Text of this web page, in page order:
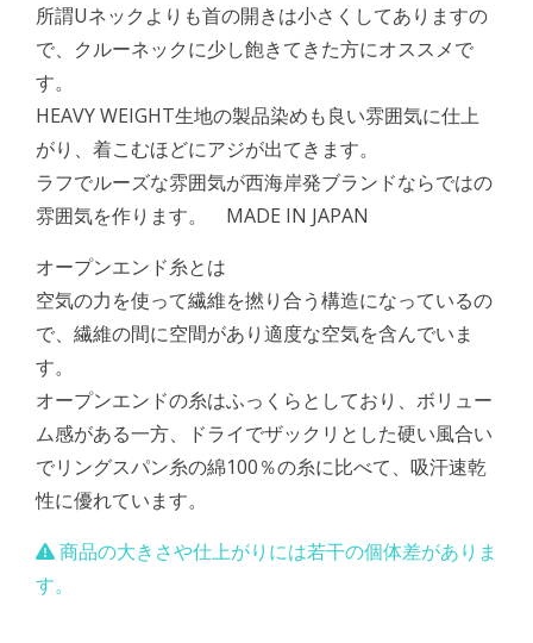
所謂Uネックよりも首の開きは小さくしてありますの
で、クルーネックに少し飽きてきた方にオススメで
す。
HEAVY WEIGHT生地の製品染めも良い雰囲気に仕上
がり、着こむほどにアジが出てきます。
ラフでルーズな雰囲気が西海岸発ブランドならではの
雰囲気を作ります。 MADE IN JAPAN
オープンエンド糸とは
空気の力を使って繊維を撚り合う構造になっているの
で、繊維の間に空間があり適度な空気を含んでいま
す。
オープンエンドの糸はふっくらとしており、ボリュー
ム感がある一方、ドライでザックリとした硬い風合い
でリングスパン糸の綿100％の糸に比べて、吸汗速乾
性に優れています。
商品の大きさや仕上がりには若干の個体差がありま
す。